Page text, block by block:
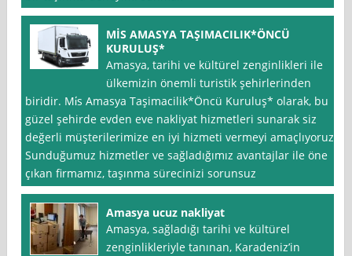
MİS AMASYA TAŞIMACILIK*ÖNCÜ
KURULUŞ*
Amasya, tarihi ve kültürel zenginlikleri ile
ülkemizin önemli turistik şehirlerinden
biridir. Mi̇s Amasya Taşimacilik*Öncü Kuruluş* olarak, bu
güzel şehirde evden eve nakliyat hizmetleri sunarak siz
değerli müşterilerimize en iyi hizmeti vermeyi amaçlıyoruz.
Sunduğumuz hizmetler ve sağladığımız avantajlar ile öne
çıkan firmamız, taşınma sürecinizi sorunsuz
Amasya ucuz nakliyat
Amasya, sağladığı tarihi ve kültürel
zenginlikleriyle tanınan, Karadeniz’in